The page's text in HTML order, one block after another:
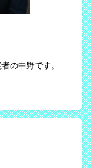
の中野です。